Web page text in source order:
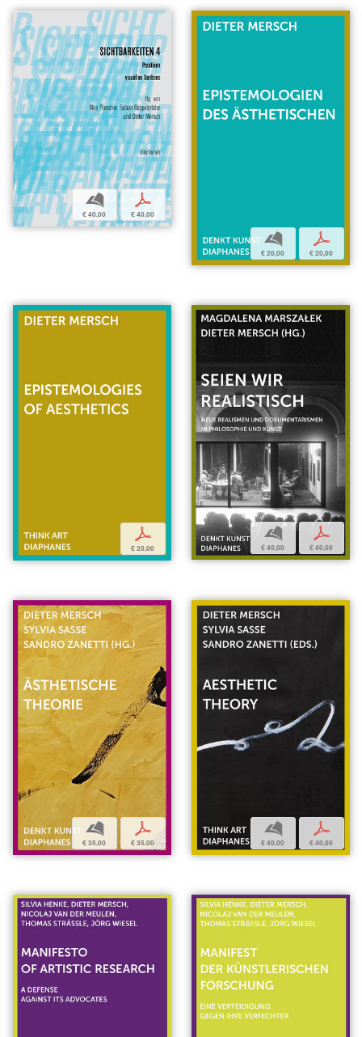
b
€ 40,00
p
€ 40,00
b
€ 20,00
p
€ 20,00
p
€ 20,00
b
€ 40,00
p
€ 40,00
b
€ 35,00
p
€ 35,00
b
€ 40,00
p
€ 40,00